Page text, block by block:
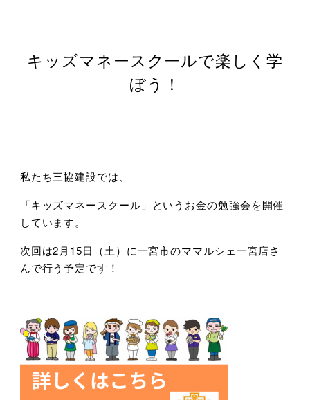
キッズマネースクールで楽しく学
ぼう！
私たち三協建設では、
「キッズマネースクール」というお金の勉強会を開催
しています。
次回は2月15日（土）に一宮市のママルシェ一宮店さ
んで行う予定です！